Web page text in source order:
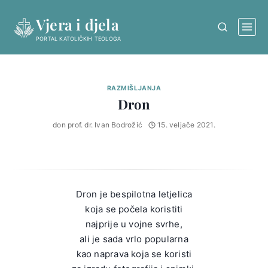
content
Vjera i djela
PORTAL KATOLIČKIH TEOLOGA
RAZMIŠLJANJA
Dron
don prof. dr. Ivan Bodrožić 15. veljače 2021.
Dron je bespilotna letjelica
koja se počela koristiti
najprije u vojne svrhe,
ali je sada vrlo popularna
kao naprava koja se koristi